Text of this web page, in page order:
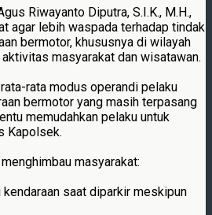
Riwayanto Diputra, S.I.K., M.H.,
agar lebih waspada terhadap tindak
bermotor, khususnya di wilayah
masyarakat dan wisatawan.
rata modus operandi pelaku
bermotor yang masih terpasang
memudahkan pelaku untuk
Kapolsek.
masyarakat:
saat diparkir meskipun